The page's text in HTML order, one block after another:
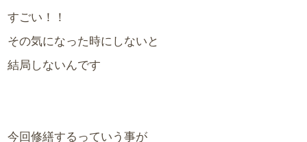
すごい！！
その気になった時にしないと
結局しないんです
今回修繕するっていう事が